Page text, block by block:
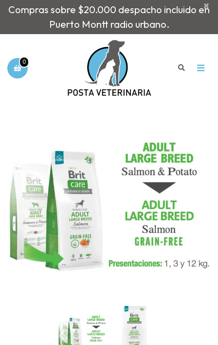
Compras sobre $20.000 despacho incluido en
Puerto Montt radio urbano.
×
0